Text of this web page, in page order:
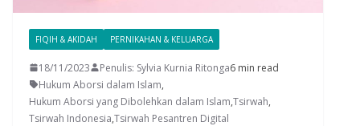
FIQIH & AKIDAH PERNIKAHAN & KELUARGA
18/11/2023 Penulis: Sylvia Kurnia Ritonga6 min read
Hukum Aborsi dalam Islam,
Hukum Aborsi yang Dibolehkan dalam Islam,Tsirwah,
Tsirwah Indonesia,Tsirwah Pesantren Digital